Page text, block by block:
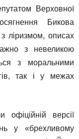
Верховної
Бикова
ліризмом, описах
з невеликою
з моральними
так і у межах
офіційній версії
у «брехливому